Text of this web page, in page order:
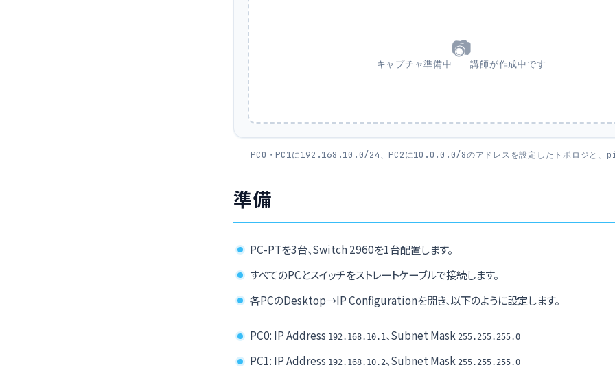
📷
キャプチャ準備中 — 講師が作成中です
PC0・PC1に192.168.10.0/24、PC2に10.0.0.0/8のアドレスを設定したトポロジと、
準備
PC-PTを3台、Switch 2960を1台配置します。
すべてのPCとスイッチをストレートケーブルで接続します。
各PCのDesktop→IP Configurationを開き、以下のように設定します。
PC0: IP Address 192.168.10.1、Subnet Mask 255.255.255.0
PC1: IP Address 192.168.10.2、Subnet Mask 255.255.255.0